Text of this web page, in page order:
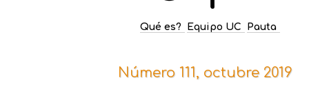
Qué es? Equipo UC Pauta
Número 111, octubre 2019